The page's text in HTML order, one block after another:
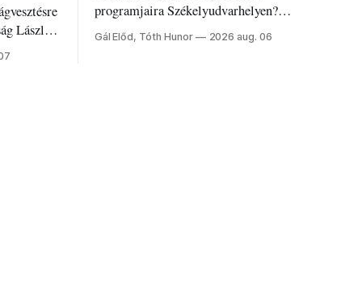
László
programjaira Székelyudvarhelyen?
Nálunk megtalálod őket – sőt, ha baj van a
fogaddal, a fogorvosi ügyeletet is!
Gál Előd, Tóth Hunor 2026 aug. 06